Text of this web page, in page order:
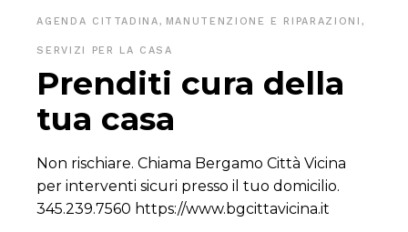
AGENDA CITTADINA, MANUTENZIONE E RIPARAZIONI ,
SERVIZI PER LA CASA
Prenditi cura della
tua casa
Non rischiare. Chiama Bergamo Città Vicina
per interventi sicuri presso il tuo domicilio.
345.239.7560 https://www.bgcittavicina.it